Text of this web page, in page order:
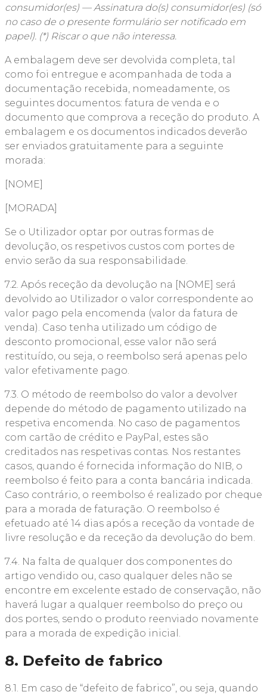
consumidor(es) — Assinatura do(s) consumidor(es) (só
no caso de o presente formulário ser notificado em
papel). (*) Riscar o que não interessa.
A embalagem deve ser devolvida completa, tal
como foi entregue e acompanhada de toda a
documentação recebida, nomeadamente, os
seguintes documentos: fatura de venda e o
documento que comprova a receção do produto. A
embalagem e os documentos indicados deverão
ser enviados gratuitamente para a seguinte
morada:
[NOME]
[MORADA]
Se o Utilizador optar por outras formas de
devolução, os respetivos custos com portes de
envio serão da sua responsabilidade.
7.2. Após receção da devolução na [NOME] será
devolvido ao Utilizador o valor correspondente ao
valor pago pela encomenda (valor da fatura de
venda). Caso tenha utilizado um código de
desconto promocional, esse valor não será
restituído, ou seja, o reembolso será apenas pelo
valor efetivamente pago.
7.3. O método de reembolso do valor a devolver
depende do método de pagamento utilizado na
respetiva encomenda. No caso de pagamentos
com cartão de crédito e PayPal, estes são
creditados nas respetivas contas. Nos restantes
casos, quando é fornecida informação do NIB, o
reembolso é feito para a conta bancária indicada.
Caso contrário, o reembolso é realizado por cheque
para a morada de faturação. O reembolso é
efetuado até 14 dias após a receção da vontade de
livre resolução e da receção da devolução do bem.
7.4. Na falta de qualquer dos componentes do
artigo vendido ou, caso qualquer deles não se
encontre em excelente estado de conservação, não
haverá lugar a qualquer reembolso do preço ou
dos portes, sendo o produto reenviado novamente
para a morada de expedição inicial.
8. Defeito de fabrico
8.1. Em caso de “defeito de fabrico”, ou seja, quando